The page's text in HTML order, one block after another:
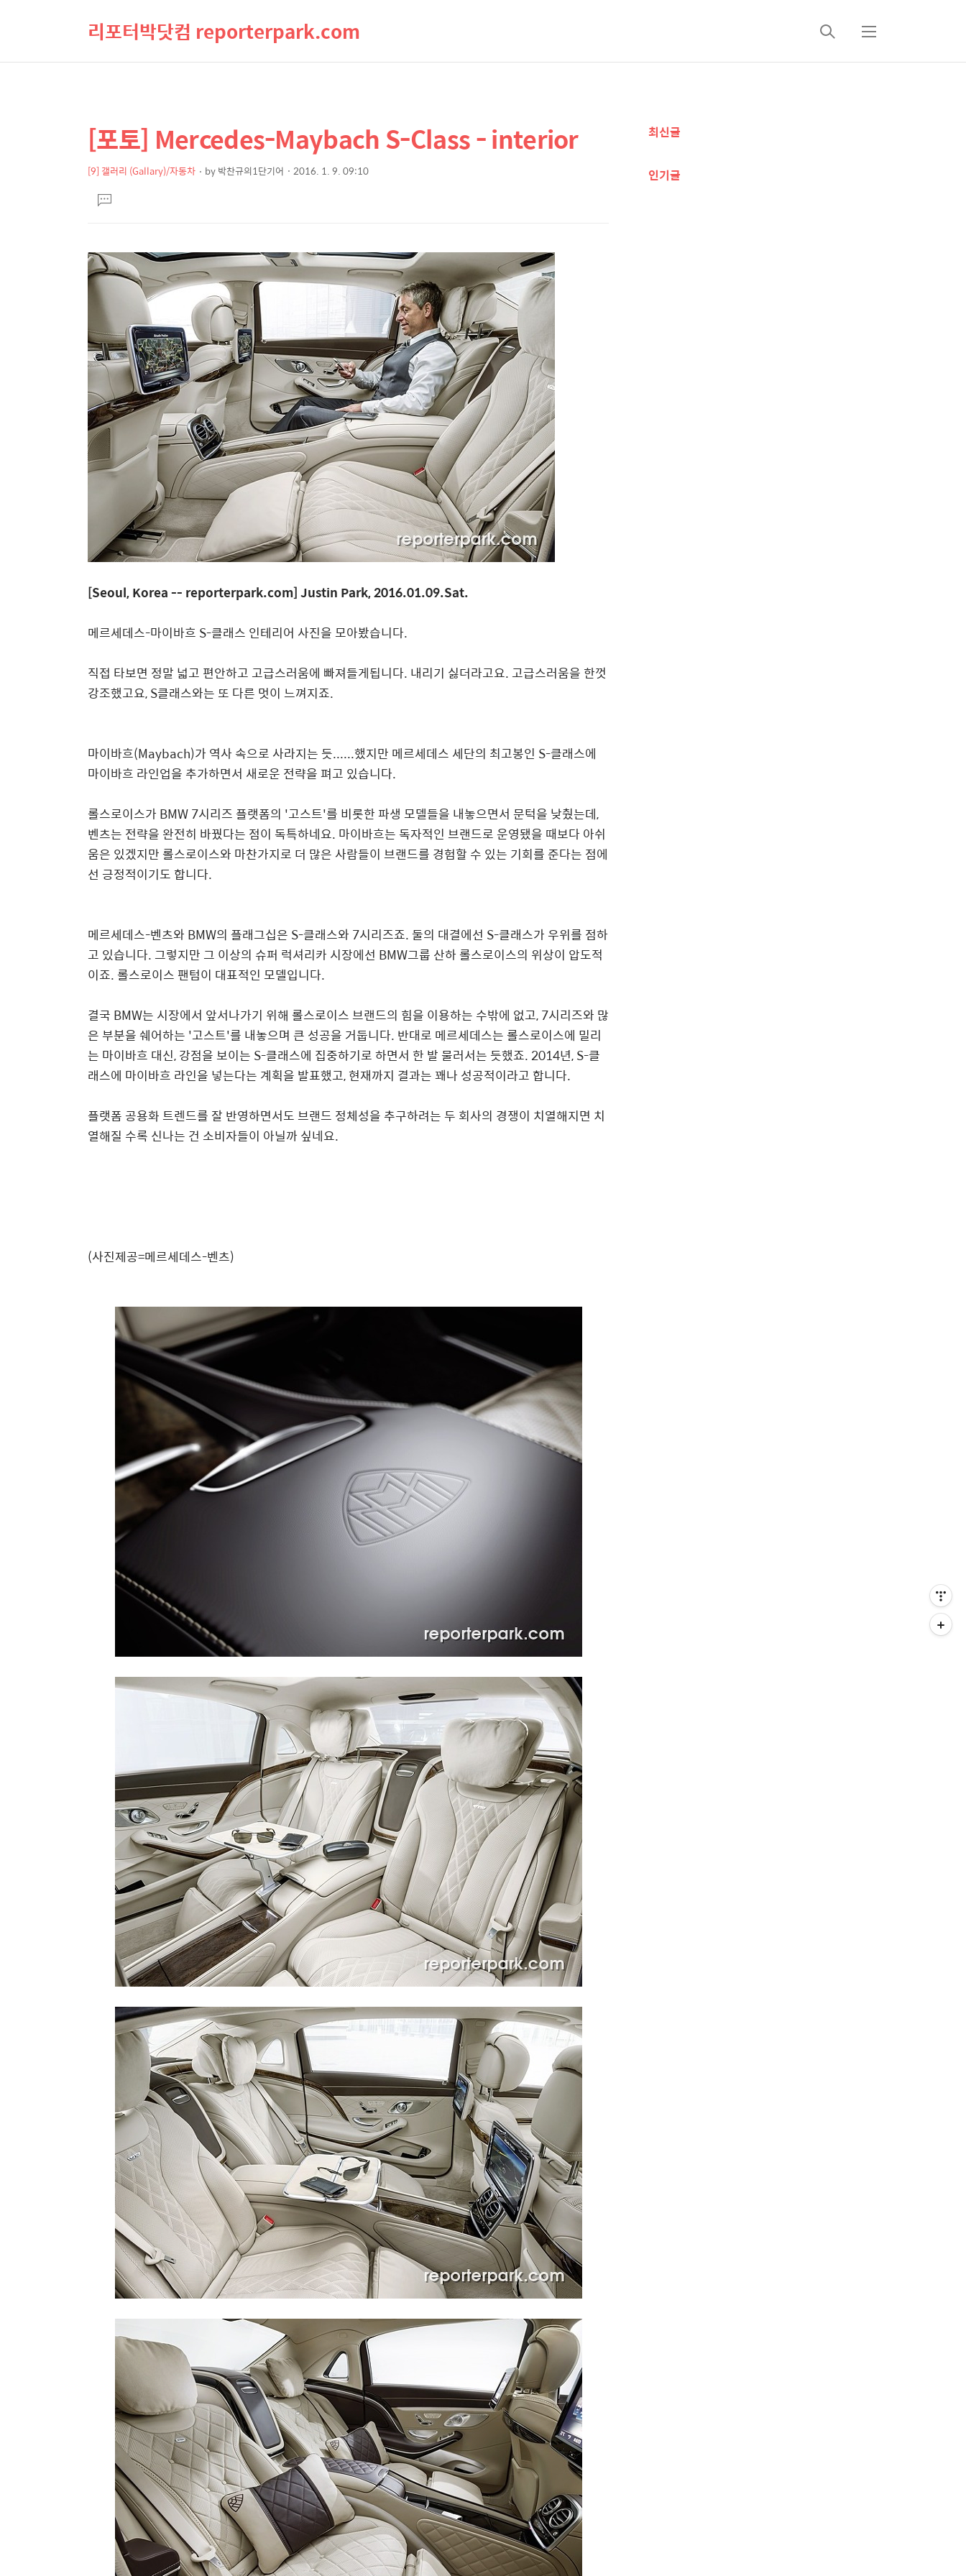
리포터박닷컴 reporterpark.com
검
메
상
세
컨
텐
본
문
제
[포토] Mercedes-Maybach S-Class - interior
[9] 갤러리 (Gallary)/자동차 by박찬규의1단기어 2016. 1. 9. 09:10
문댓
글
[Seoul, Korea -- reporterpark.com] Justin Park, 2016.01.09.Sat.
메르세데스-마이바흐 S-클래스 인테리어 사진을 모아봤습니다.
직접 타보면 정말 넓고 편안하고 고급스러움에 빠져들게됩니다. 내리기 싫더라고요. 고급스러움을 한껏
강조했고요, S클래스와는 또 다른 멋이 느껴지죠.
마이바흐(Maybach)가 역사 속으로 사라지는 듯......했지만 메르세데스 세단의 최고봉인 S-클래스에
마이바흐 라인업을 추가하면서 새로운 전략을 펴고 있습니다.
롤스로이스가 BMW 7시리즈 플랫폼의 '고스트'를 비롯한 파생 모델들을 내놓으면서 문턱을 낮췄는데,
벤츠는 전략을 완전히 바꿨다는 점이 독특하네요. 마이바흐는 독자적인 브랜드로 운영됐을 때보다 아쉬
움은 있겠지만 롤스로이스와 마찬가지로 더 많은 사람들이 브랜드를 경험할 수 있는 기회를 준다는 점에
선 긍정적이기도 합니다.
메르세데스-벤츠와 BMW의 플래그십은 S-클래스와 7시리즈죠. 둘의 대결에선 S-클래스가 우위를 점하
고 있습니다. 그렇지만 그 이상의 슈퍼 럭셔리카 시장에선 BMW그룹 산하 롤스로이스의 위상이 압도적
이죠. 롤스로이스 팬텀이 대표적인 모델입니다.
결국 BMW는 시장에서 앞서나가기 위해 롤스로이스 브랜드의 힘을 이용하는 수밖에 없고, 7시리즈와 많
은 부분을 쉐어하는 '고스트'를 내놓으며 큰 성공을 거둡니다. 반대로 메르세데스는 롤스로이스에 밀리
는 마이바흐 대신, 강점을 보이는 S-클래스에 집중하기로 하면서 한 발 물러서는 듯했죠. 2014년, S-클
래스에 마이바흐 라인을 넣는다는 계획을 발표했고, 현재까지 결과는 꽤나 성공적이라고 합니다.
플랫폼 공용화 트렌드를 잘 반영하면서도 브랜드 정체성을 추구하려는 두 회사의 경쟁이 치열해지면 치
열해질 수록 신나는 건 소비자들이 아닐까 싶네요.
(사진제공=메르세데스-벤츠)
추
정
최신글
인기글